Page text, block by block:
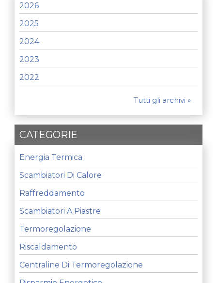
2026
2025
2024
2023
2022
Tutti gli archivi »
CATEGORIE
Energia Termica
Scambiatori Di Calore
Raffreddamento
Scambiatori A Piastre
Termoregolazione
Riscaldamento
Centraline Di Termoregolazione